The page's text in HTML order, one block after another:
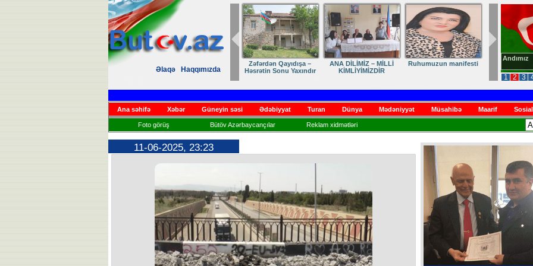
Əlaqə
Haqqımızda
1 2 3
Andımız
Zəfərdən Qayıdışa –
Həsrətin Sonu Yaxındır
ANA DİLİMİZ – MİLLİ
KİMLİYİMİZDİR
Ruhumuzun manifesti
Ana səhifə Xəbər Güneyin səsi Ədəbiyyat Turan Dünya Mədəniyyət Müsahibə Maarif
Foto görüş Bütöv Azərbaycançılar Reklam xidmətləri
11-06-2025, 23:23